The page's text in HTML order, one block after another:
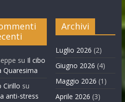
su Il cibo
Quaresima
Cirillo su
anti-stress
Archivi
Luglio 2026 (2)
Giugno 2026 (4)
Maggio 2026 (1)
Aprile 2026 (3)